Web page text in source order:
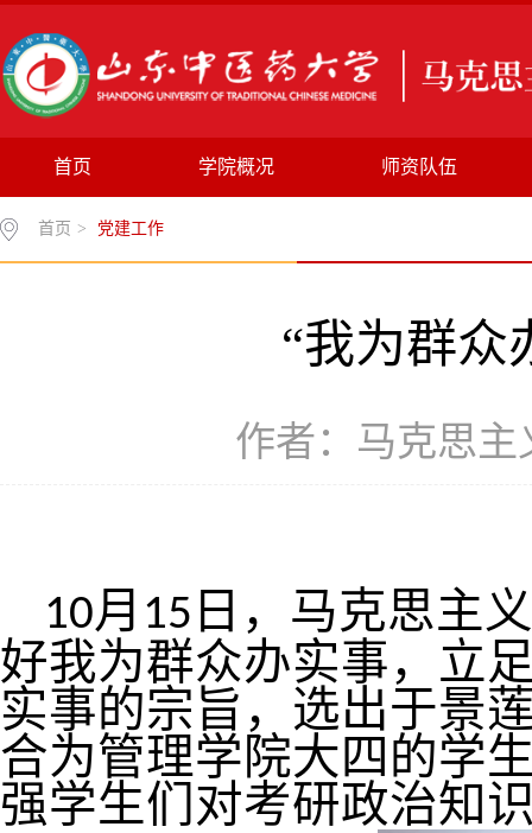
首页 学院概况 师资队伍
首页 > 党建工作
“我为群众
作者：马克思主
10月 15 日，马克思主
好我为群众办实事，立
实事的宗旨，选出于景
合为管理学院大四的学
强学生们对考研政治知